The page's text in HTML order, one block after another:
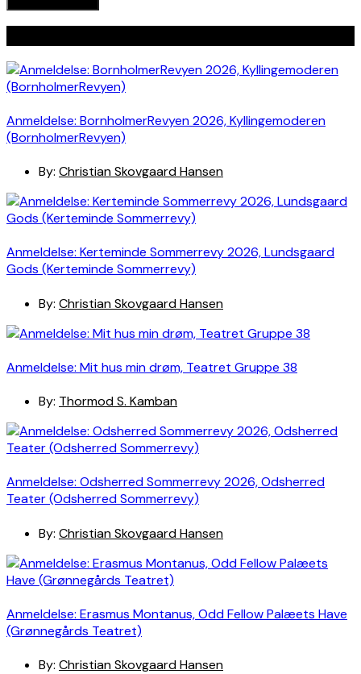
Anmeldelse: BornholmerRevyen 2026, Kyllingemoderen
(BornholmerRevyen)
By: Christian Skovgaard Hansen
Anmeldelse: Kerteminde Sommerrevy 2026, Lundsgaard
Gods (Kerteminde Sommerrevy)
By: Christian Skovgaard Hansen
Anmeldelse: Mit hus min drøm, Teatret Gruppe 38
By: Thormod S. Kamban
Anmeldelse: Odsherred Sommerrevy 2026, Odsherred
Teater (Odsherred Sommerrevy)
By: Christian Skovgaard Hansen
Anmeldelse: Erasmus Montanus, Odd Fellow Palæets Have
(Grønnegårds Teatret)
By: Christian Skovgaard Hansen